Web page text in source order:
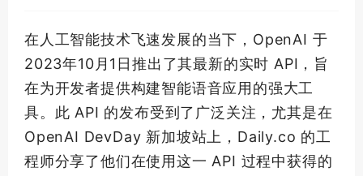
在人工智能技术飞速发展的当下，OpenAI 于
2023年10月1日推出了其最新的实时 API，旨
在为开发者提供构建智能语音应用的强大工
具。此 API 的发布受到了广泛关注，尤其是在
OpenAI DevDay 新加坡站上，Daily.co 的工
程师分享了他们在使用这一 API 过程中获得的